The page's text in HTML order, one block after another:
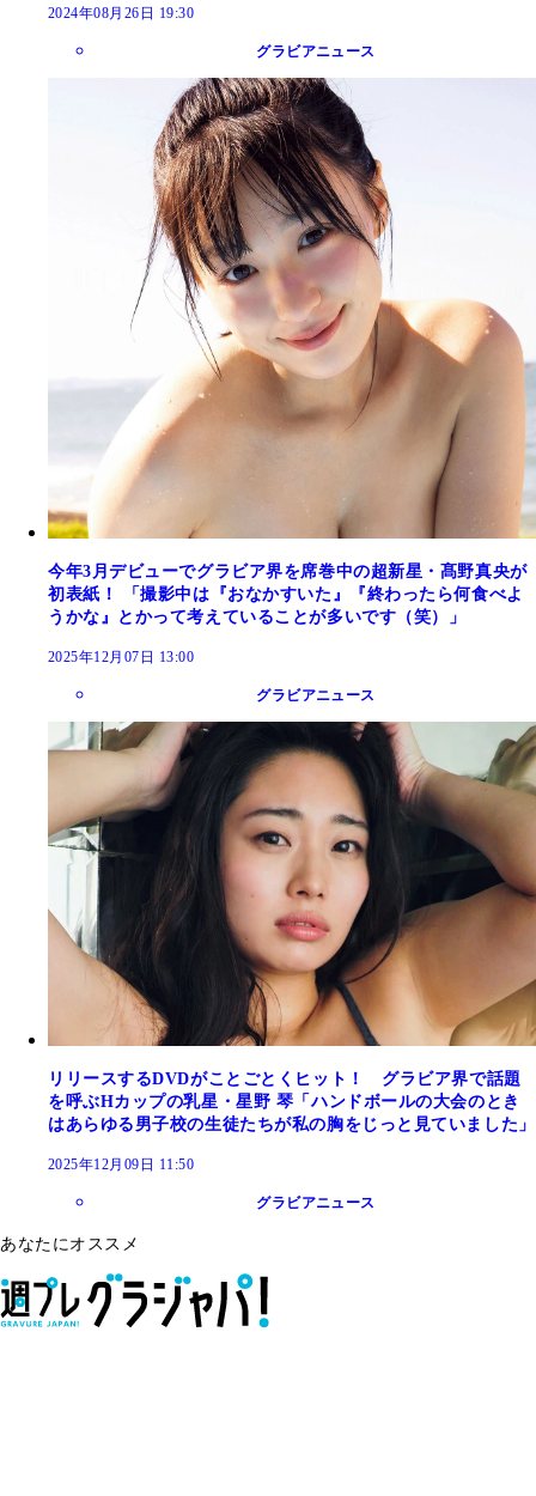
2024年08月26日 19:30
グラビアニュース
今年3月デビューでグラビア界を席巻中の超新星・髙野真央が
初表紙！ 「撮影中は『おなかすいた』『終わったら何食べよ
うかな』とかって考えていることが多いです（笑）」
2025年12月07日 13:00
グラビアニュース
リリースするDVDがことごとくヒット！ グラビア界で話題
を呼ぶHカップの乳星・星野 琴「ハンドボールの大会のとき
はあらゆる男子校の生徒たちが私の胸をじっと見ていました」
2025年12月09日 11:50
グラビアニュース
あなたにオススメ